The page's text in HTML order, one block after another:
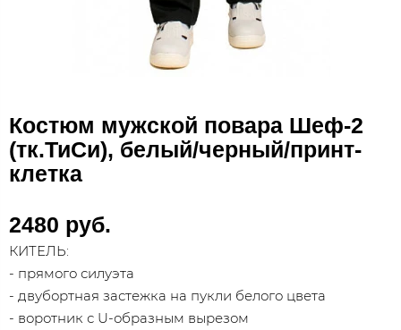
Костюм мужской повара Шеф-2
(тк.ТиСи), белый/черный/принт-
клетка
2480 руб.
КИТЕЛЬ:
- прямого силуэта
- двубортная застежка на пукли белого цвета
- воротник с U-образным вырезом